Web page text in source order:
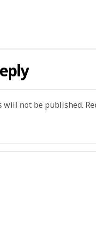
will not be published.